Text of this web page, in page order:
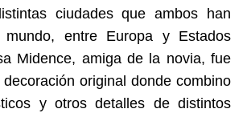
ciudades que ambos han
entre Europa y Estados
Midence, amiga de la novia, fue
original donde combino
y otros detalles de distintos